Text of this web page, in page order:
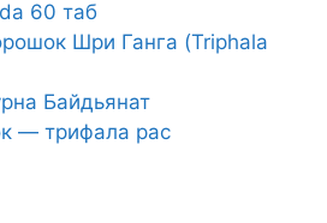
60 таб
Шри Ганга (Triphala
Байдьянат
— трифала рас